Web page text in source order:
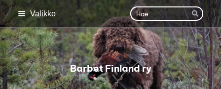
Siirry
sivun
sisältöön
Valikko Haku
Hae
Barbet Finland ry